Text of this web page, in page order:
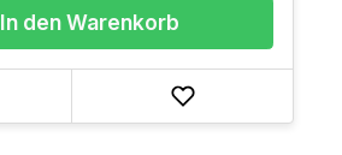
In den Warenkorb